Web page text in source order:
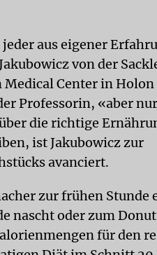
aus eigener
von der
Center in Holon
Professorin, «aber
die richtige
ist Jakubowicz zur
avanciert.
zur frühen Stunde
nascht oder zum
für den